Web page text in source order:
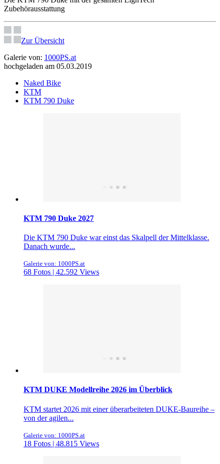
Zubehörausstattung
Zur Übersicht
Galerie von: 1000PS.at
hochgeladen am 05.03.2019
Naked Bike
KTM
KTM 790 Duke
KTM 790 Duke 2027
Die KTM 790 Duke war einst das Skalpell der Mittelklasse.
Danach wurde...
Galerie von: 1000PS.at
68 Fotos | 42.592 Views
KTM DUKE Modellreihe 2026 im Überblick
KTM startet 2026 mit einer überarbeiteten DUKE-Baureihe –
von der agilen...
Galerie von: 1000PS.at
18 Fotos | 48.815 Views